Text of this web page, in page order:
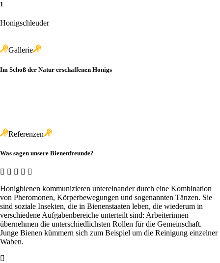
1
Honigschleuder
Gallerie
Im Schoß der Natur erschaffenen Honigs
Referenzen
Was sagen unsere Bienenfreunde?
Honigbienen kommunizieren untereinander durch eine Kombination
von Pheromonen, Körperbewegungen und sogenannten Tänzen. Sie
sind soziale Insekten, die in Bienenstaaten leben, die wiederum in
verschiedene Aufgabenbereiche unterteilt sind: Arbeiterinnen
übernehmen die unterschiedlichsten Rollen für die Gemeinschaft.
Junge Bienen kümmern sich zum Beispiel um die Reinigung einzelner
Waben.